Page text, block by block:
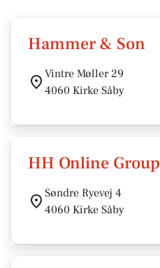
Hammer & Son
Vintre Møller 29
4060 Kirke Såby
HH Online Group
Søndre Ryevej 4
4060 Kirke Såby